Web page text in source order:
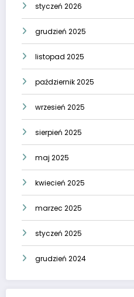
styczeń 2026
grudzień 2025
listopad 2025
październik 2025
wrzesień 2025
sierpień 2025
maj 2025
kwiecień 2025
marzec 2025
styczeń 2025
grudzień 2024